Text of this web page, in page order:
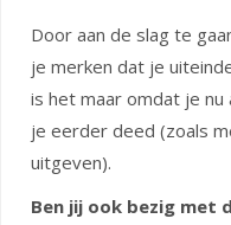
Door aan de slag te
je merken dat je
is het maar omdat je nu
je eerder deed (zoals
uitgeven).
Ben jij ook bezig met